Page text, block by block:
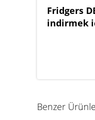
Fridgers
indirmek
Benzer